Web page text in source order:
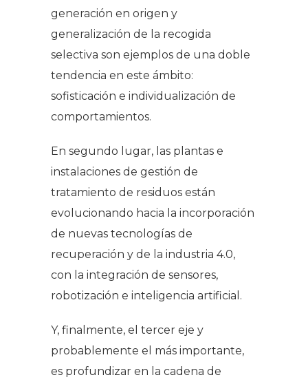
generación en origen y
generalización de la recogida
selectiva son ejemplos de una doble
tendencia en este ámbito:
sofisticación e individualización de
comportamientos.
En segundo lugar, las plantas e
instalaciones de gestión de
tratamiento de residuos están
evolucionando hacia la incorporación
de nuevas tecnologías de
recuperación y de la industria 4.0,
con la integración de sensores,
robotización e inteligencia artificial.
Y, finalmente, el tercer eje y
probablemente el más importante,
es profundizar en la cadena de